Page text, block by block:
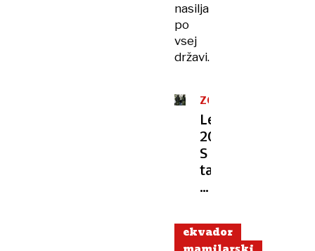
nasilja
po
vsej
državi.
ZGODOVINA
21.
STOLETJA
Leto
2006:
S
tanki
in
nad
mamilarske
ekvador